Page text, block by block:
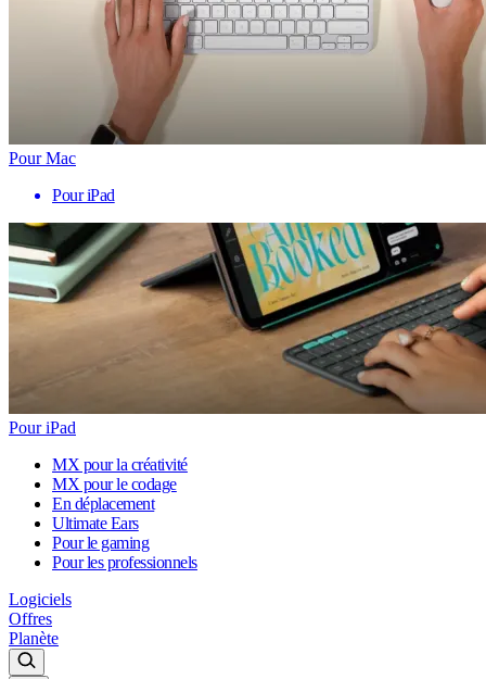
Pour Mac
Pour iPad
Pour iPad
MX pour la créativité
MX pour le codage
En déplacement
Ultimate Ears
Pour le gaming
Pour les professionnels
Logiciels
Offres
Planète